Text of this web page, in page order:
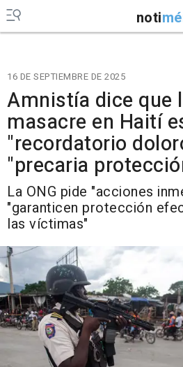
noti
16 DE SEPTIEMBRE DE 2025
Amnistía dice que
masacre en Haití
"recordatorio
"precaria
La ONG pide "acciones
"garanticen protección
las víctimas"